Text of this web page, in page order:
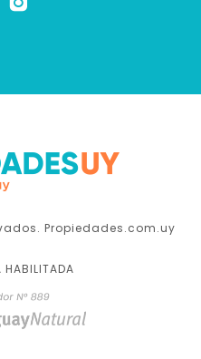
Propiedades.com.uy
HABILITADA